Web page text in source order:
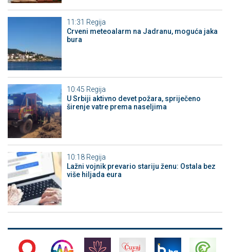
11:31 Regija
Crveni meteoalarm na Jadranu, moguća jaka
bura
10:45 Regija
U Srbiji aktivno devet požara, spriječeno
širenje vatre prema naseljima
10:18 Regija
Lažni vojnik prevario stariju ženu: Ostala bez
više hiljada eura